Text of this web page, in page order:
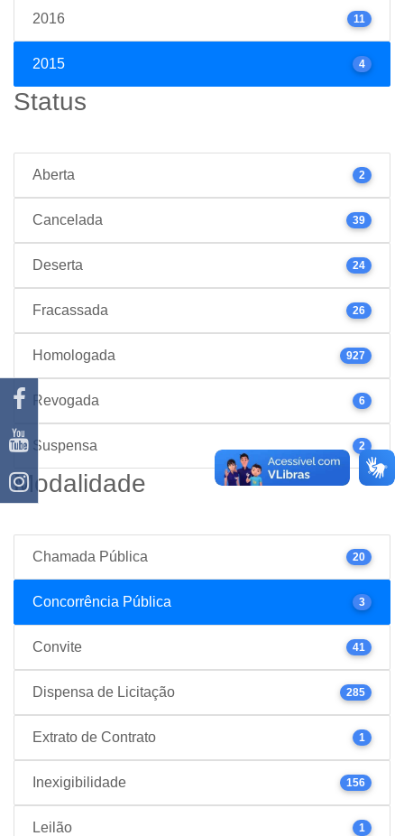
2016 11
2015 4
Status
Aberta 2
Cancelada 39
Deserta 24
Fracassada 26
Homologada 927
Revogada 6
Suspensa 2
Modalidade
Chamada Pública 20
Concorrência Pública 3
Convite 41
Dispensa de Licitação 285
Extrato de Contrato 1
Inexigibilidade 156
Leilão 1